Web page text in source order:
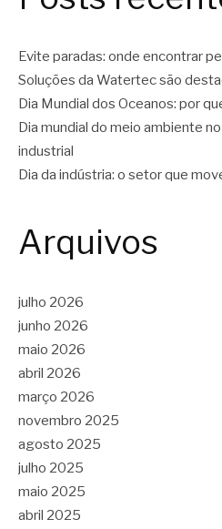
Evite paradas: onde encontrar
Soluções da Watertec são
Dia Mundial dos Oceanos: por
Dia mundial do meio ambiente
industrial
Dia da indústria: o setor que
Arquivos
julho 2026
junho 2026
maio 2026
abril 2026
março 2026
novembro 2025
agosto 2025
julho 2025
maio 2025
abril 2025